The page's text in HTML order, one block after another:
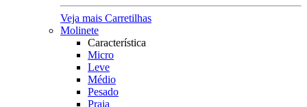
Veja mais Carretilhas
Molinete
Característica
Micro
Leve
Médio
Pesado
Praia